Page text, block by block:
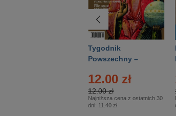
Tygodnik
Powszechny –
12.00 zł
12.00 zł
Najniższa cena z ostatnich 30
dni: 11.40 zł